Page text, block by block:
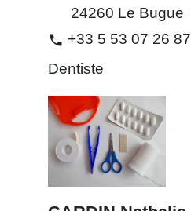
24260 Le Bugue
phone +33 5 53 07 26 87
Dentiste